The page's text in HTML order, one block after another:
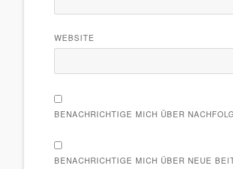
WEBSITE
BENACHRICHTIGE MICH ÜBER
BENACHRICHTIGE MICH ÜBER NEUE